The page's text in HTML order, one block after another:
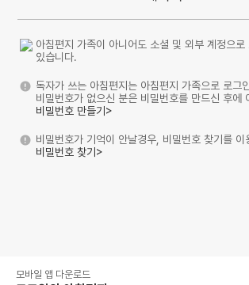
아침편지 가족이 아니어도 소셜 및 외부 계정으로
있습니다.
독자가 쓰는 아침편지는 아침편지 가족으로 로그
비밀번호가 없으신 분은 비밀번호를 만드신 후에
비밀번호 만들기>
비밀번호가 기억이 안날경우, 비밀번호 찾기를 이
비밀번호 찾기>
모바일 앱 다운로드